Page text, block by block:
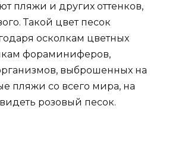
пляжи и других оттенков,
Такой цвет песок
осколкам цветных
фораминиферов,
выброшенных на
пляжи со всего мира, на
розовый песок.